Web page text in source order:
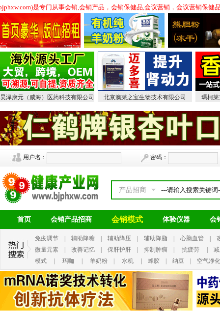
是专门从事会销,会销产品，会销保健品,会议营销，会议营销保健
昊泽康元（威海）医药科技有限公司 北京澳莱之宝生物技术有限公司 瑪柯
用户名： 密码：
产品招商
首页 会销产品招商 会销模式 体验仪器 会
免疫调节 辅助降糖 辅助降压 辅助降脂 心脑血管
微量元素
改善记忆 保肝护肝 抑制肿瘤 抗疲劳
模式
玛咖 羊奶粉 水机 蜂胶 纳豆 空气净